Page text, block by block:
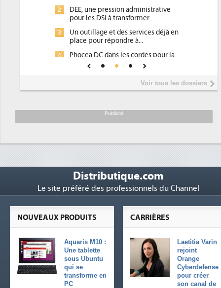
2
DEE, une pression administrative
pour les DSI à transformer...
3
Un outillage et des services déjà en
place pour répondre à...
4
Phocea DC dans les cordes pour la
Interview de Fabrice Coquio,
président de Digital Realty...
soutient les...
Voir tous les dossiers
Publicité
Distributique.com
Le site préféré des professionnels du Channel
CARRIÈRES
Laetitia Varin
rejoint
Orange
Cyberdefense
pour créer
son canal de
NOUVEAUX PRODUITS
Aquaris M10 :
Une tablette
sous Ubuntu
qui se
transforme en
PC